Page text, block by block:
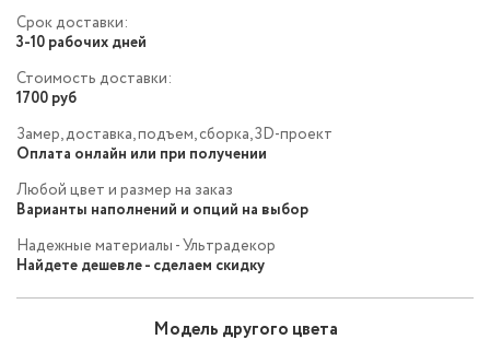
Срок доставки:
3-10 рабочих дней
Стоимость доставки:
1700 руб
Замер, доставка, подъем, сборка, 3D-проект
Оплата онлайн или при получении
Любой цвет и размер на заказ
Варианты наполнений и опций на выбор
Надежные материалы - Ультрадекор
Найдете дешевле - сделаем скидку
Модель другого цвета